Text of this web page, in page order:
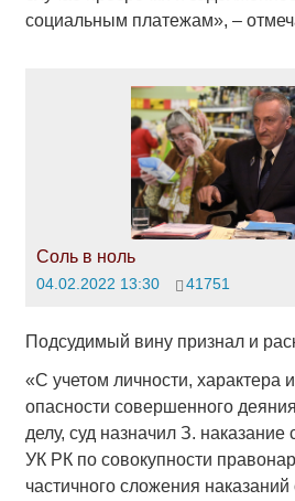
социальным платежам», –
Соль в ноль
04.02.2022 13:30 41751
Подсудимый вину признал и
«С учетом личности, характера
опасности совершенного
делу, суд назначил З.
УК РК по совокупности
частичного сложения